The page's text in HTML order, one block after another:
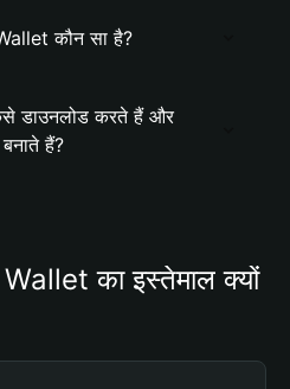
कौन सा है?
डाउनलोड करते हैं और
हैं?
का इस्तेमाल क्यों